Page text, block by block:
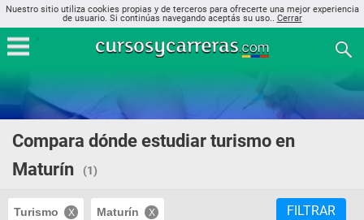
Nuestro sitio utiliza cookies propias y de terceros para ofrecerte una mejor experiencia
de usuario. Si continúas navegando aceptás su uso.. Cerrar
Compara dónde estudiar turismo en
Maturín
(1)
Turismo Maturín FILTRAR